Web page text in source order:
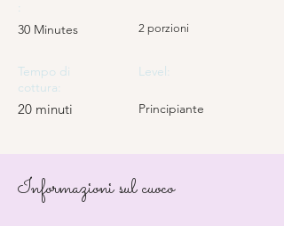
:
30 Minutes
Tempo di
cottura:
20 minuti
2 porzioni
Level:
Principiante
Informazioni sul cuoco